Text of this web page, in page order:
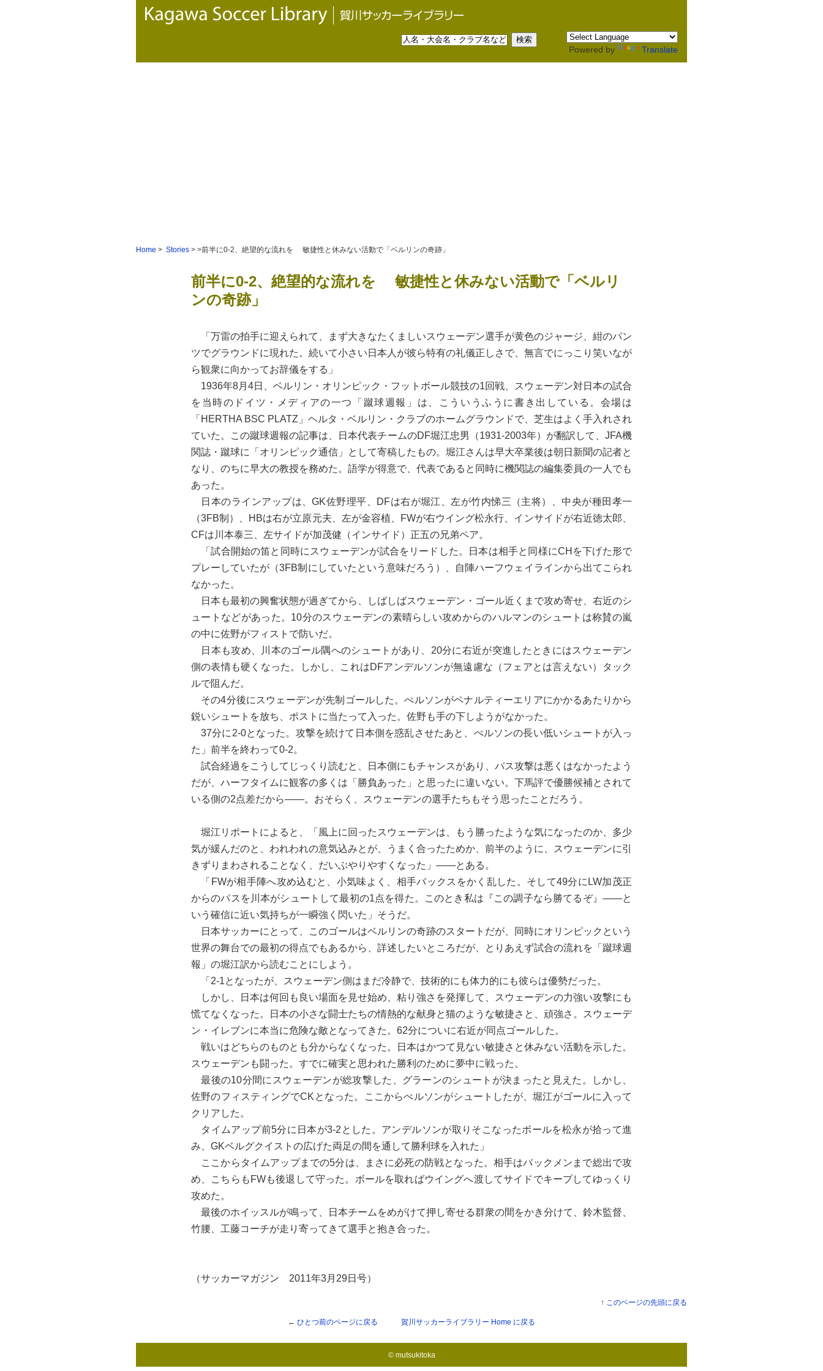
Powered by Translate
Home > Stories > >前半に0-2、絶望的な流れを 敏捷性と休みない活動で「ベルリンの奇跡」
前半に0-2、絶望的な流れを 敏捷性と休みない活動で「ベルリ
ンの奇跡」
「万雷の拍手に迎えられて、まず大きなたくましいスウェーデン選手が黄色のジャージ、紺のパン
ツでグラウンドに現れた。続いて小さい日本人が彼ら特有の礼儀正しさで、無言でにっこり笑いなが
ら観衆に向かってお辞儀をする」
1936年8月4日、ベルリン・オリンピック・フットボール競技の1回戦、スウェーデン対日本の試合
を当時のドイツ・メディアの一つ「蹴球週報」は、こういうふうに書き出している。会場は
「HERTHA BSC PLATZ」ヘルタ・ベルリン・クラブのホームグラウンドで、芝生はよく手入れされ
ていた。この蹴球週報の記事は、日本代表チームのDF堀江忠男（1931-2003年）が翻訳して、JFA機
関誌・蹴球に「オリンピック通信」として寄稿したもの。堀江さんは早大卒業後は朝日新聞の記者と
なり、のちに早大の教授を務めた。語学が得意で、代表であると同時に機関誌の編集委員の一人でも
あった。
日本のラインアップは、GK佐野理平、DFは右が堀江、左が竹内悌三（主将）、中央が種田孝一
（3FB制）、HBは右が立原元夫、左が金容植、FWが右ウイング松永行、インサイドが右近徳太郎、
CFは川本泰三、左サイドが加茂健（インサイド）正五の兄弟ペア。
「試合開始の笛と同時にスウェーデンが試合をリードした。日本は相手と同様にCHを下げた形で
プレーしていたが（3FB制にしていたという意味だろう）、自陣ハーフウェイラインから出てこられ
なかった。
日本も最初の興奮状態が過ぎてから、しばしばスウェーデン・ゴール近くまで攻め寄せ、右近のシ
ュートなどがあった。10分のスウェーデンの素晴らしい攻めからのハルマンのシュートは称賛の嵐
の中に佐野がフィストで防いだ。
日本も攻め、川本のゴール隅へのシュートがあり、20分に右近が突進したときにはスウェーデン
側の表情も硬くなった。しかし、これはDFアンデルソンが無遠慮な（フェアとは言えない）タック
ルで阻んだ。
その4分後にスウェーデンが先制ゴールした。ぺルソンがペナルティーエリアにかかるあたりから
鋭いシュートを放ち、ポストに当たって入った。佐野も手の下しようがなかった。
37分に2-0となった。攻撃を続けて日本側を惑乱させたあと、ぺルソンの長い低いシュートが入っ
た」前半を終わって0-2。
試合経過をこうしてじっくり読むと、日本側にもチャンスがあり、パス攻撃は悪くはなかったよう
だが、ハーフタイムに観客の多くは「勝負あった」と思ったに違いない。下馬評で優勝候補とされて
いる側の2点差だから――。おそらく、スウェーデンの選手たちもそう思ったことだろう。
堀江リポートによると、「風上に回ったスウェーデンは、もう勝ったような気になったのか、多少
気が緩んだのと、われわれの意気込みとが、うまく合ったためか、前半のように、スウェーデンに引
きずりまわされることなく、だいぶやりやすくなった」――とある。
「FWが相手陣へ攻め込むと、小気味よく、相手バックスをかく乱した。そして49分にLW加茂正
からのパスを川本がシュートして最初の1点を得た。このとき私は『この調子なら勝てるぞ』――と
いう確信に近い気持ちが一瞬強く閃いた」そうだ。
日本サッカーにとって、このゴールはベルリンの奇跡のスタートだが、同時にオリンピックという
世界の舞台での最初の得点でもあるから、詳述したいところだが、とりあえず試合の流れを「蹴球週
報」の堀江訳から読むことにしよう。
「2-1となったが、スウェーデン側はまだ冷静で、技術的にも体力的にも彼らは優勢だった。
しかし、日本は何回も良い場面を見せ始め、粘り強さを発揮して、スウェーデンの力強い攻撃にも
慌てなくなった。日本の小さな闘士たちの情熱的な献身と猫のような敏捷さと、頑強さ。スウェーデ
ン・イレブンに本当に危険な敵となってきた。62分についに右近が同点ゴールした。
戦いはどちらのものとも分からなくなった。日本はかつて見ない敏捷さと休みない活動を示した。
スウェーデンも闘った。すでに確実と思われた勝利のために夢中に戦った。
最後の10分間にスウェーデンが総攻撃した、グラーンのシュートが決まったと見えた。しかし、
佐野のフィスティングでCKとなった。ここからぺルソンがシュートしたが、堀江がゴールに入って
クリアした。
タイムアップ前5分に日本が3-2とした。アンデルソンが取りそこなったボールを松永が拾って進
み、GKベルグクイストの広げた両足の間を通して勝利球を入れた」
ここからタイムアップまでの5分は、まさに必死の防戦となった。相手はバックメンまで総出で攻
め、こちらもFWも後退して守った。ボールを取ればウイングへ渡してサイドでキープしてゆっくり
攻めた。
最後のホイッスルが鳴って、日本チームをめがけて押し寄せる群衆の間をかき分けて、鈴木監督、
竹腰、工藤コーチが走り寄ってきて選手と抱き合った。
（サッカーマガジン 2011年3月29日号）
↑ このページの先頭に戻る
← ひとつ前のページに戻る 賀川サッカーライブラリー Home に戻る
© mutsukitoka